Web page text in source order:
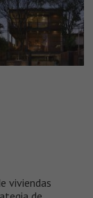
viviendas